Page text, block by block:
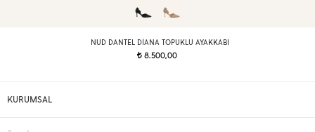
NUD DANTEL DIANA TOPUKLU AYAKKABI
t8.500,00
KURUMSAL